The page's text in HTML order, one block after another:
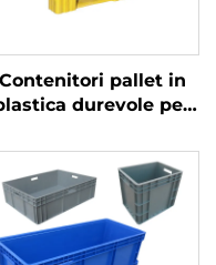
Contenitori pallet in
durevole per
efficienti.